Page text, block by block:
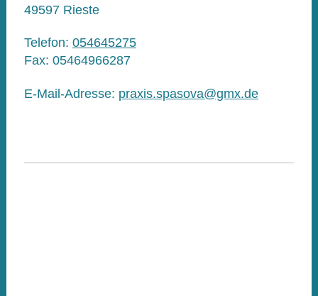
49597 Rieste
Telefon: 054645275
Fax: 05464966287
E-Mail-Adresse: praxis.spasova@gmx.de